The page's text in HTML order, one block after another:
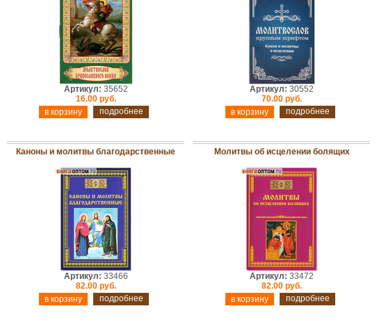
Артикул: 35652
16.00 руб.
подробнее
Артикул: 30552
70.00 руб.
подробнее
Каноны и молитвы благодарственные
Артикул: 33466
82.00 руб.
подробнее
Молитвы об исцелении болящих
Артикул: 33472
82.00 руб.
подробнее